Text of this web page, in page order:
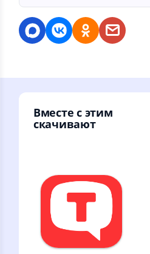
Вместе с этим
скачивают